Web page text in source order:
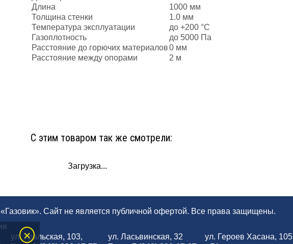
Длина
1000 мм
Толщина стенки
1.0 мм
Температура эксплуатации
до +200 °С
Газоплотность
до 5000 Па
Расстояние до горючих материалов0 мм
Расстояние между опорами
2 м
С этим товаром так же смотрели:
Загрузка...
Сайт не является публичной офертой. Все права защищены.
ул. Уральская, 103,
ул. Ласьвинская, 32
ул. Героев Хасана, 105
×